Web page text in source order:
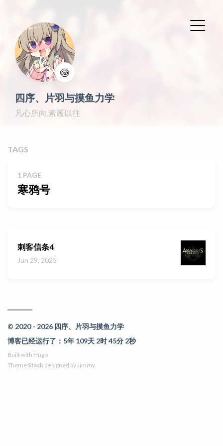
🍥
四序、片羽与摸鱼力学
凡心所向,素履以往
TAGS
1 PAGE
寒鸦号
刺客信条4
Jun 29, 2025
© 2020 - 2026 四序、片羽与摸鱼力学
博客已经运行了：5年 109天 2时 45分 2秒
Built with Hugo
Theme Stack designed by Jimmy